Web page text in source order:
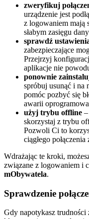
zweryfikuj
urządzenie jest
z logowaniem mają
słabym zasięgu
sprawdź
zabezpieczające
Przejrzyj
aplikacje nie
ponownie
spróbuj usunąć i na
pomóc pozbyć się
awarii
użyj trybu offline
skorzystaj z trybu
Pozwoli Ci to
ciągłego
Wdrażając te kroki,
związane z logowaniem i
mObywatela.
Sprawdzenie
Gdy napotykasz